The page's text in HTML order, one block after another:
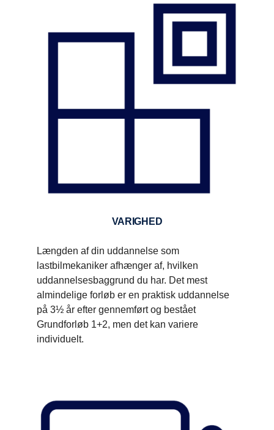
VARIGHED
Længden af din uddannelse som
lastbilmekaniker afhænger af, hvilken
uddannelsesbaggrund du har. Det mest
almindelige forløb er en praktisk uddannelse
på 3½ år efter gennemført og bestået
Grundforløb 1+2, men det kan variere
individuelt.